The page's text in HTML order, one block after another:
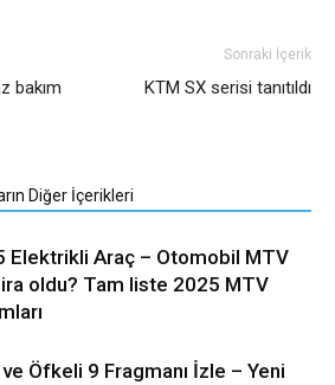
bakım
Sonraki İçerik
KTM SX serisi tanıtıldı
Diğer İçerikleri
Elektrikli Araç – Otomobil MTV
oldu? Tam liste 2025 MTV
ve Öfkeli 9 Fragmanı İzle – Yeni